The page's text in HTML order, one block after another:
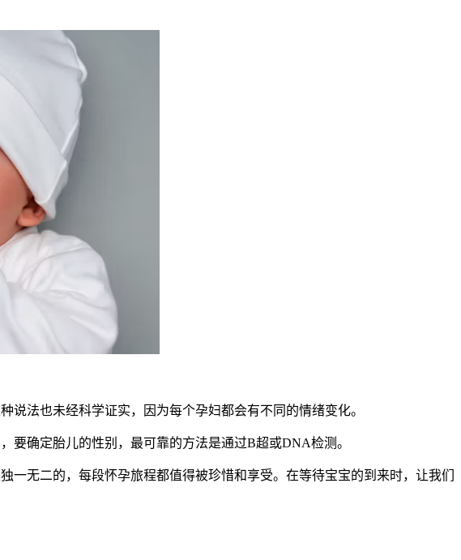
法也未经科学证实，因为每个孕妇都会有不同的情绪变化。
确定胎儿的性别，最可靠的方法是通过B超或DNA检测。
无二的，每段怀孕旅程都值得被珍惜和享受。在等待宝宝的到来时，让我们